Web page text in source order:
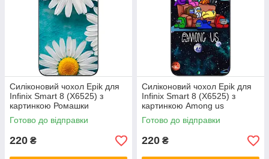
Силіконовий чохол Epik для
Infinix Smart 8 (X6525) з
картинкою Ромашки
Готово до відправки
220 ₴
Силіконовий чохол Epik для
Infinix Smart 8 (X6525) з
картинкою Among us
Команда
Готово до відправки
220 ₴